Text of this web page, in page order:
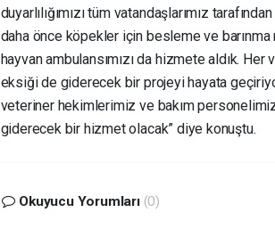
duyarlılığımızı tüm vatandaşlarımız
daha önce köpekler için besleme ve
hayvan ambulansımızı da hizmete aldık.
eksiği de giderecek bir projeyi hayata
veteriner hekimlerimiz ve bakım
giderecek bir hizmet olacak” diye konuştu.
Okuyucu Yorumları (0)